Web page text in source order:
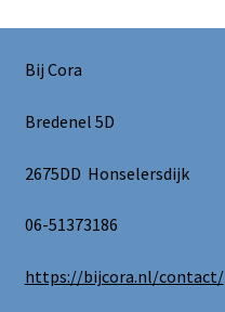
Bij Cora
Bredenel 5D
2675DD Honselersdijk
06-51373186
https://bijcora.nl/contact/